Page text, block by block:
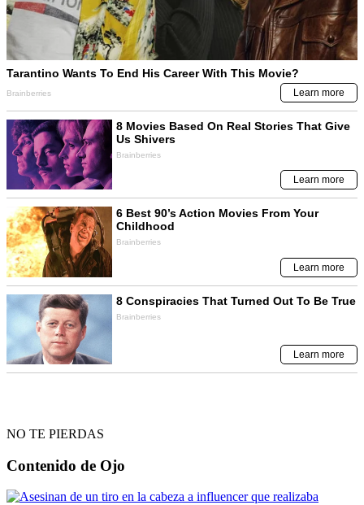
NO TE PIERDAS
Contenido de Ojo